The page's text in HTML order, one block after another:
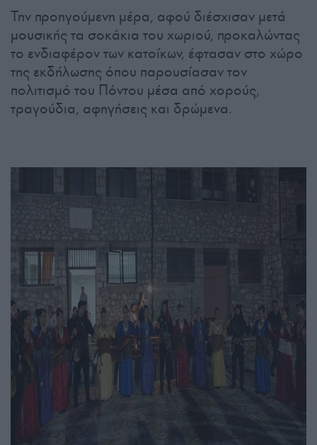
Την προηγούμενη μέρα, αφού διέσχισαν μετά
μουσικής τα σοκάκια του χωριού, προκαλώντας
το ενδιαφέρον των κατοίκων, έφτασαν στο χώρο
της εκδήλωσης όπου παρουσίασαν τον
πολιτισμό του Πόντου μέσα από χορούς,
τραγούδια, αφηγήσεις και δρώμενα.